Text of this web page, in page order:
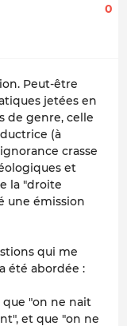
0
Peut-être
jetées en
de genre, celle
(à
crasse
et
la "droite
une émission
qui me
été abordée :
"on ne nait
et que "on ne